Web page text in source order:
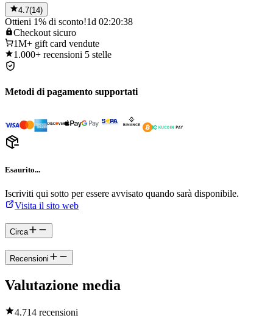
4.7(14)
Ottieni 1% di sconto!1d 02:20:38
Checkout sicuro
1M+ gift card vendute
1.000+ recensioni 5 stelle
Metodi di pagamento supportati
Esaurito...
Iscriviti qui sotto per essere avvisato quando sarà disponibile.
Visita il sito web
Circa
Recensioni
Valutazione media
4.714 recensioni